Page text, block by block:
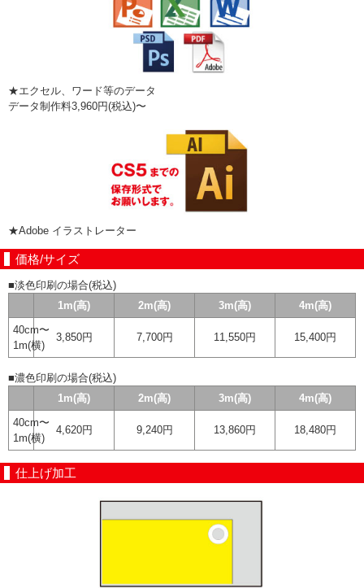
★エクセル、ワード等のデータ
データ制作料3,960円(税込)〜
★Adobe イラストレーター
価格/サイズ
■淡色印刷の場合(税込)
1m(高)
2m(高) 3m(高)
4m(高)
40cm〜
1m(横)
3,850円 7,700円 11,550円 15,400円
■濃色印刷の場合(税込)
1m(高)
2m(高) 3m(高)
4m(高)
40cm〜
1m(横)
4,620円 9,240円 13,860円 18,480円
仕上げ加工